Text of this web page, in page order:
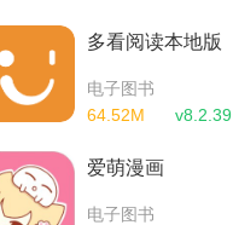
多看阅读本地版
电子图书
64.52M
v8.2.39
爱萌漫画
电子图书